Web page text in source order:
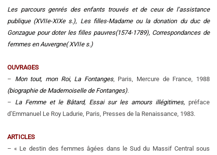
Les parcours genrés des enfants trouvés et de ceux de l’assistance
publique (XVIIe-XIXe s.), Les filles-Madame ou la donation du duc de
Gonzague pour doter les filles pauvres(1574-1789), Correspondances de
femmes en Auvergne( XVIIe s.)
OUVRAGES
– Mon tout, mon Roi, La Fontanges, Paris, Mercure de France, 1988
(biographie de Mademoiselle de Fontanges).
– La Femme et le Bâtard, Essai sur les amours illégitimes, préface
d’Emmanuel Le Roy Ladurie, Paris, Presses de la Renaissance, 1983.
ARTICLES
– « Le destin des femmes âgées dans le Sud du Massif Central sous